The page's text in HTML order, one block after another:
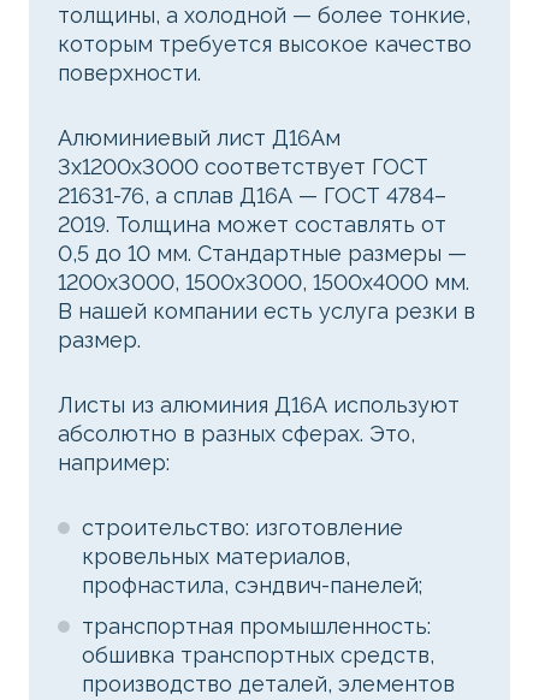
толщины, а холодной — более тонкие,
которым требуется высокое качество
поверхности.
Алюминиевый лист Д16Ам
3х1200х3000 соответствует ГОСТ
21631-76, а сплав Д16А — ГОСТ 4784–
2019. Толщина может составлять от
0,5 до 10 мм. Стандартные размеры —
1200x3000, 1500x3000, 1500x4000 мм.
В нашей компании есть услуга резки в
размер.
Листы из алюминия Д16А используют
абсолютно в разных сферах. Это,
например:
строительство: изготовление
кровельных материалов,
профнастила, сэндвич-панелей;
транспортная промышленность:
обшивка транспортных средств,
производство деталей, элементов